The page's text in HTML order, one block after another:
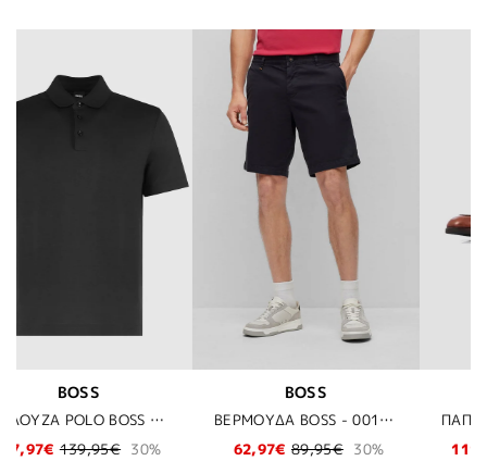
ΒΕΡΜΟΥΔΑ BOSS - 001 ΜΑΥΡΟ
30%
ΠΑΠΟΥΤΣΙΑ BOSS SHOES - COGNAC
111,30€
159,00€ 30%